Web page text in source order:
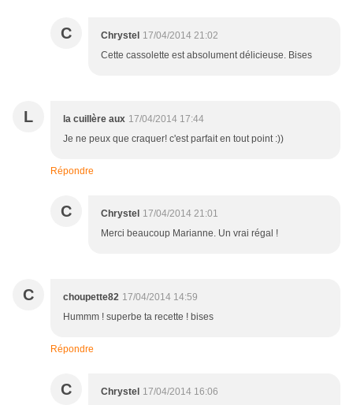
C Chrystel 17/04/2014 21:02
Cette cassolette est absolument délicieuse. Bises
L la cuillère aux 17/04/2014 17:44
Je ne peux que craquer! c'est parfait en tout point :))
Répondre
C Chrystel 17/04/2014 21:01
Merci beaucoup Marianne. Un vrai régal !
C choupette82 17/04/2014 14:59
Hummm ! superbe ta recette ! bises
Répondre
C Chrystel 17/04/2014 16:06